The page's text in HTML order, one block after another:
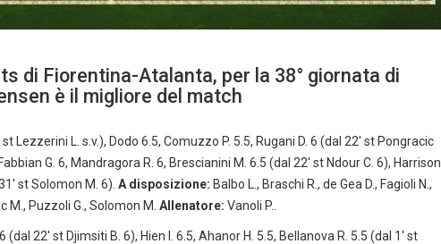
di Fiorentina-Atalanta, per la 38° giornata di
è il migliore del match
Lezzerini L. s.v.), Dodo 6.5, Comuzzo P. 5.5, Rugani D. 6 (dal 22′ st Pongracic
G. 6, Mandragora R. 6, Brescianini M. 6.5 (dal 22′ st Ndour C. 6), Harrison
st Solomon M. 6). A disposizione: Balbo L., Braschi R., de Gea D., Fagioli N.,
M., Puzzoli G., Solomon M. Allenatore: Vanoli P..
(dal 22′ st Djimsiti B. 6), Hien I. 6.5, Ahanor H. 5.5, Bellanova R. 5.5 (dal 1′ st